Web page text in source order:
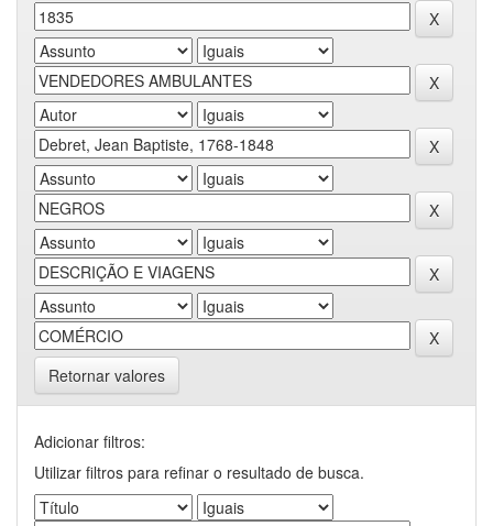
Retornar valores
Adicionar filtros:
Utilizar filtros para refinar o resultado de busca.